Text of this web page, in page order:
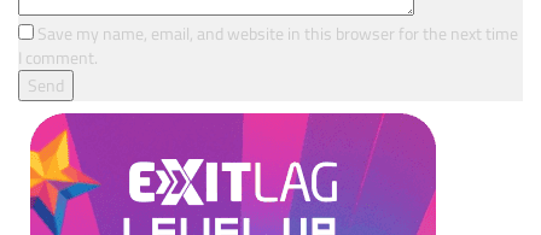
Save my name, email, and website in this browser for the next time
I comment.